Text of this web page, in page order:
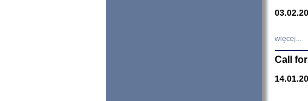
więcej...
Call